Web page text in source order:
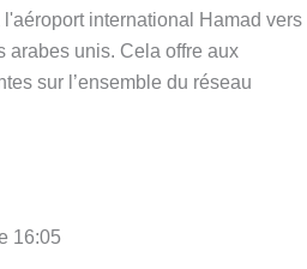
international Hamad vers
arabes unis. Cela offre aux
sur l’ensemble du réseau
16:05